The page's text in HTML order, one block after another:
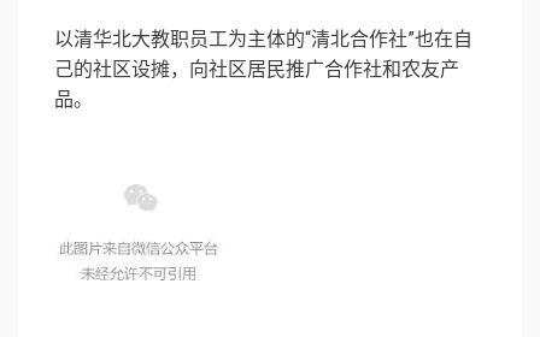
以清华北大教职员工为主体的“清北合作社”也在自
己的社区设摊，向社区居民推广合作社和农友产
品。